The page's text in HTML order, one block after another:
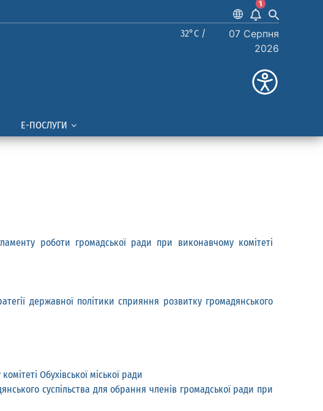
1
32°C /
07 Серпня
2026
Е-ПОСЛУГИ
роботи громадської ради при виконавчому комітеті
державної політики сприяння розвитку громадянського
Обухівської міської ради
суспільства для обрання членів громадської ради при